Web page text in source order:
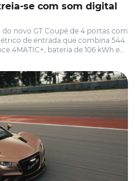
se com som digital
novo GT Coupé de 4 portas com
de entrada que combina 544
4MATIC+, bateria de 106 kWh e